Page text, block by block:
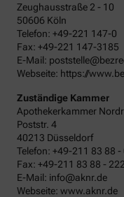
Zeughausstraße 2 - 10
50606 Köln
Telefon: +49-221 147-0
Fax: +49-221 147-3185
E-Mail:
Webseite: https://
Zuständige Kammer
Apothekerkammer
Poststr. 4
40213 Düsseldorf
Telefon: +49-211 83 88 -
Fax: +49-211 83 88 - 222
E-Mail: info@aknr.de
Webseite: www.aknr.de